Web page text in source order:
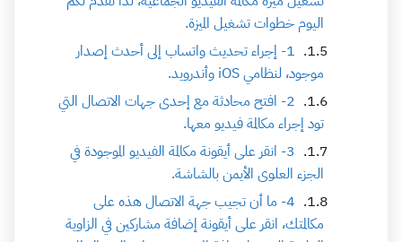
اليوم خطوات تشغيل الميزة.
1- إجراء تحديث واتساب إلى أحدث إصدار
موجود، لنظامي iOS وأندرويد.
2- افتح محادثة مع إحدى جهات الاتصال التي
تود إجراء مكالمة فيديو معها.
3- انقر على أيقونة مكالمة الفيديو الموجودة في
الجزء العلوى الأيمن بالشاشة.
4- ما أن تجيب جهة الاتصال هذه على
مكالمتك، انقر على أيقونة إضافة مشاركين في الزاوية